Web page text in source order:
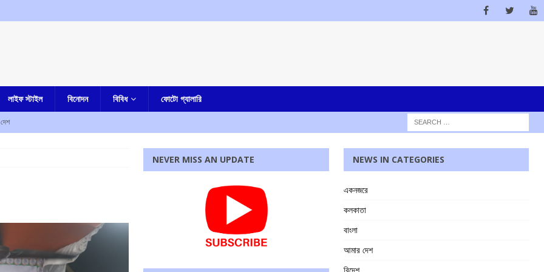
লাইফ স্টাইল বিনোদন বিবিধ ফোটো গ্যালারি
ধৃত তিন
এক নজরে
উত্তেজনা ডোমজুর এলাকায়..
NEVER MISS AN UPDATE NEWS IN CATEGORIES
একনজরে
কলকাতা
বাংলা
আমার দেশ